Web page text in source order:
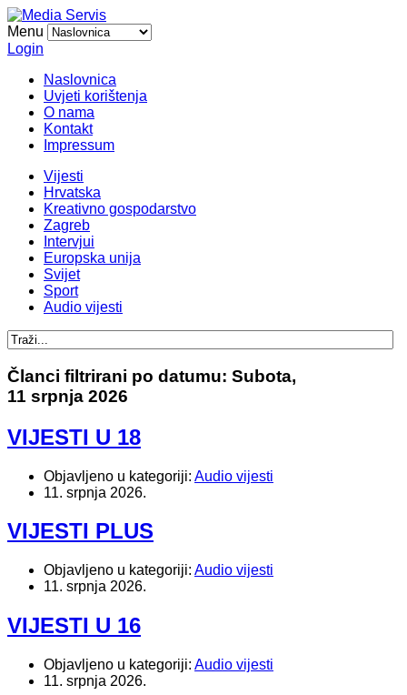
Menu
Login
Naslovnica
Uvjeti korištenja
O nama
Kontakt
Impressum
Vijesti
Hrvatska
Kreativno gospodarstvo
Zagreb
Intervjui
Europska unija
Svijet
Sport
Audio vijesti
Članci filtrirani po datumu: Subota,
11 srpnja 2026
VIJESTI U 18
Objavljeno u kategoriji: Audio vijesti
11. srpnja 2026.
VIJESTI PLUS
Objavljeno u kategoriji: Audio vijesti
11. srpnja 2026.
VIJESTI U 16
Objavljeno u kategoriji: Audio vijesti
11. srpnja 2026.